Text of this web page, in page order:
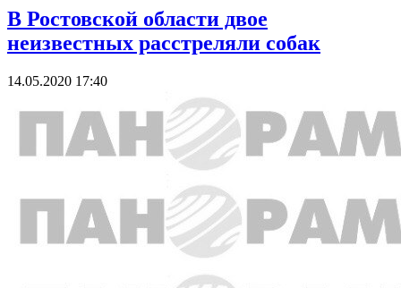
В Ростовской области двое
неизвестных расстреляли собак
14.05.2020 17:40